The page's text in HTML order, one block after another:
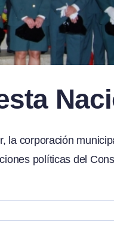
la corporación
políticas del